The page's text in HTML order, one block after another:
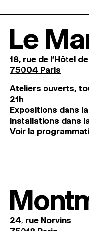
Le
18, rue de l'Hôtel
75004 Paris
Ateliers ouverts,
21h
Expositions dans
installations dans
Voir la
24, rue Norvins